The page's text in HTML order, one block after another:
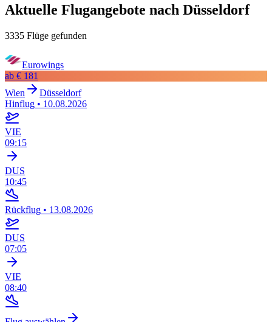
Aktuelle Flugangebote nach Düsseldorf
3335 Flüge gefunden
Eurowings
ab € 181
Wien
Düsseldorf
Hinflug • 10.08.2026
VIE
09:15
DUS
10:45
Rückflug • 13.08.2026
DUS
07:05
VIE
08:40